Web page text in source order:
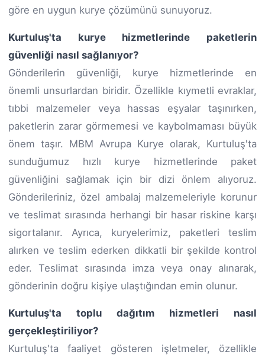
göre en uygun kurye çözümünü sunuyoruz.
Kurtuluş'ta kurye hizmetlerinde paketlerin
güvenliği nasıl sağlanıyor?
Gönderilerin güvenliği, kurye hizmetlerinde en
önemli unsurlardan biridir. Özellikle kıymetli evraklar,
tıbbi malzemeler veya hassas eşyalar taşınırken,
paketlerin zarar görmemesi ve kaybolmaması büyük
önem taşır. MBM Avrupa Kurye olarak, Kurtuluş'ta
sunduğumuz hızlı kurye hizmetlerinde paket
güvenliğini sağlamak için bir dizi önlem alıyoruz.
Gönderileriniz, özel ambalaj malzemeleriyle korunur
ve teslimat sırasında herhangi bir hasar riskine karşı
sigortalanır. Ayrıca, kuryelerimiz, paketleri teslim
alırken ve teslim ederken dikkatli bir şekilde kontrol
eder. Teslimat sırasında imza veya onay alınarak,
gönderinin doğru kişiye ulaştığından emin olunur.
Kurtuluş'ta toplu dağıtım hizmetleri nasıl
gerçekleştiriliyor?
Kurtuluş'ta faaliyet gösteren işletmeler, özellikle